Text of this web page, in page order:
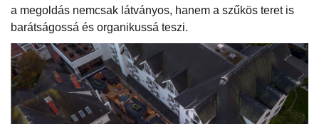
a megoldás nemcsak látványos, hanem a szűkös teret is
barátságossá és organikussá teszi.